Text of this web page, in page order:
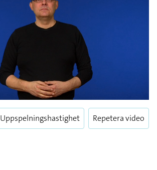
Uppspelningshastighet Repetera video